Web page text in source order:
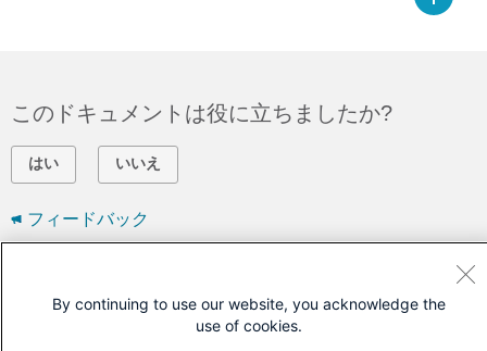
このドキュメントは役に立ちましたか?
はい いいえ
フィードバック
サポート ケースをオープン
By continuing to use our website, you acknowledge the
use of cookies.